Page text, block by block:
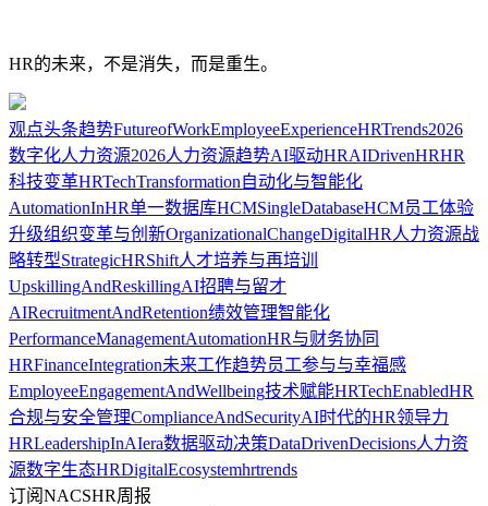
HR的未来，不是消失，而是重生。
观点头条趋势FutureofWorkEmployeeExperienceHRTrends2026
数字化人力资源2026人力资源趋势AI驱动HRAIDrivenHRHR
科技变革HRTechTransformation自动化与智能化
AutomationInHR单一数据库HCMSingleDatabaseHCM员工体验
升级组织变革与创新OrganizationalChangeDigitalHR 人力资源战
略转型StrategicHRShift人才培养与再培训
UpskillingAndReskillingAI招聘与留才
AIRecruitmentAndRetention绩效管理智能化
PerformanceManagementAutomationHR与财务协同
HRFinanceIntegration未来工作趋势员工参与与幸福感
EmployeeEngagementAndWellbeing技术赋能HRTechEnabledHR
合规与安全管理ComplianceAndSecurityAI时代的HR领导力
HRLeadershipInAIera数据驱动决策DataDrivenDecisions人力资
源数字生态HRDigitalEcosystemhrtrends
订阅NACSHR周报